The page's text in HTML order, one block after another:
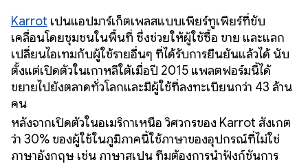
Karrot เป็นแอปมาร์เก็ตเพลสแบบเพียร์ทูเพียร์ที่ขับ
เคลื่อนโดยชุมชนในพื้นที่ ซึ่งช่วยให้ผู้ใช้ซื้อ ขาย และแลก
เปลี่ยนไอเทมกับผู้ใช้รายอื่นๆ ที่ได้รับการยืนยันแล้วได้ นับ
ตั้งแต่เปิดตัวในเกาหลีใต้เมื่อปี 2015 แพลตฟอร์มนี้ได้
ขยายไปยังตลาดทั่วโลกและมีผู้ใช้ที่ลงทะเบียนกว่า 43 ล้าน
คน
หลังจากเปิดตัวในอเมริกาเหนือ วิศวกรของ Karrot สังเกต
ว่า 30% ของผู้ใช้ในภูมิภาคนี้ใช้ภาษาของอุปกรณ์ที่ไม่ใช่
ภาษาอังกฤษ เช่น ภาษาสเปน ทีมต้องการนำฟังก์ชันการ